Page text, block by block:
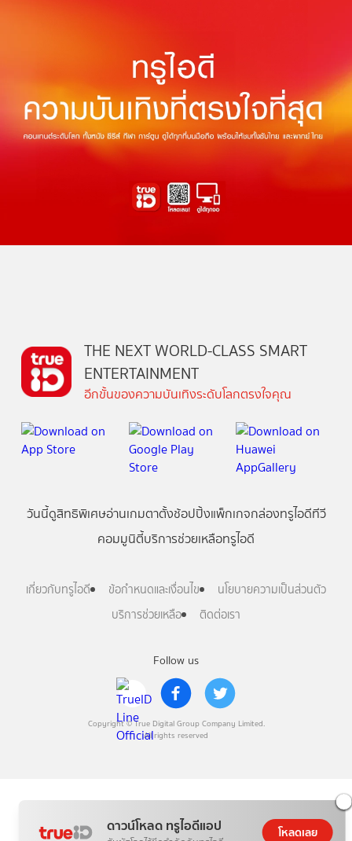
ดาวน์โหลด ทรูไอดีแอป โหลดเลย
Follow us
Copyright © True Digital Group Company Limited.
All rights reserved
THE NEXT WORLD-CLASS SMART
ENTERTAINMENT
อีกขั้นของความบันเทิงระดับโลกตรงใจคุณ
วันนี้ดูสิทธิพิเศษอ่านเกมตาตั้งช้อปปิ้งแพ็กเกจกล่องทรูไอดีทีวี
คอมมูนิตี้บริการช่วยเหลือทรูไอดี
เกี่ยวกับทรูไอดี ข้อกำหนดและเงื่อนไข
นโยบายความเป็นส่วนตัว
บริการช่วยเหลือ
ติดต่อเรา